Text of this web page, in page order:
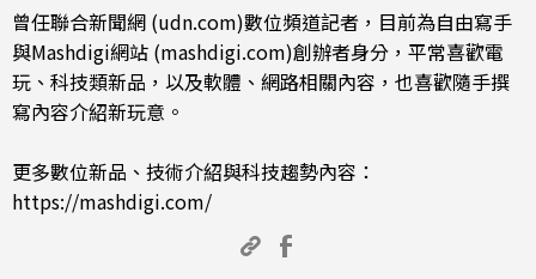
曾任聯合新聞網 (udn.com)數位頻道記者，目前為自由寫手
與Mashdigi網站 (mashdigi.com)創辦者身分，平常喜歡電
玩、科技類新品，以及軟體、網路相關內容，也喜歡隨手撰
寫內容介紹新玩意。
更多數位新品、技術介紹與科技趨勢內容：
https://mashdigi.com/